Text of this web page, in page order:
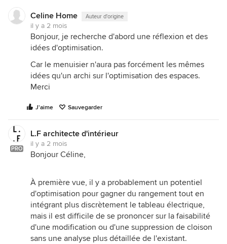
Celine Home Auteur d'origine
il y a 2 mois
Bonjour, je recherche d'abord une réflexion et des
idées d'optimisation.
Car le menuisier n'aura pas forcément les mêmes
idées qu'un archi sur l'optimisation des espaces.
Merci
J'aime Sauvegarder
PRO
L.F architecte d'intérieur
il y a 2 mois
Bonjour Céline,
À première vue, il y a probablement un potentiel
d'optimisation pour gagner du rangement tout en
intégrant plus discrètement le tableau électrique,
mais il est difficile de se prononcer sur la faisabilité
d'une modification ou d'une suppression de cloison
sans une analyse plus détaillée de l'existant.